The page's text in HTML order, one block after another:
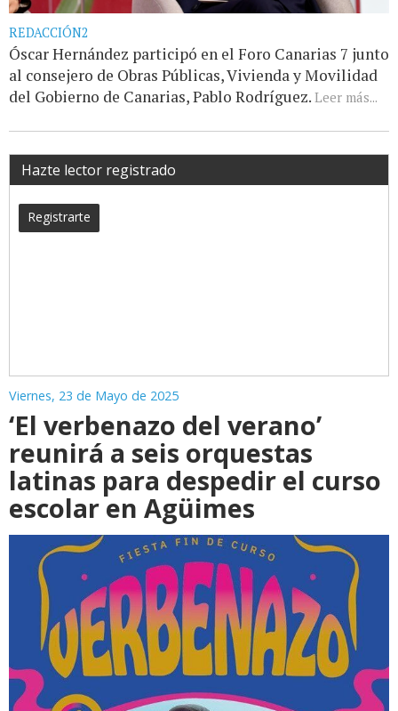
REDACCIÓN2
Óscar Hernández participó en el Foro Canarias 7 junto
al consejero de Obras Públicas, Vivienda y Movilidad
del Gobierno de Canarias, Pablo Rodríguez. Leer más...
Hazte lector registrado
Registrarte
Viernes, 23 de Mayo de 2025
‘El verbenazo del verano’
reunirá a seis orquestas
latinas para despedir el curso
escolar en Agüimes